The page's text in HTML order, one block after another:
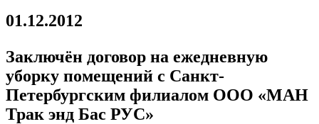
01.12.2012
Заключён договор на ежедневную
уборку помещений с Санкт-
Петербургским филиалом ООО «МАН
Трак энд Бас РУС»